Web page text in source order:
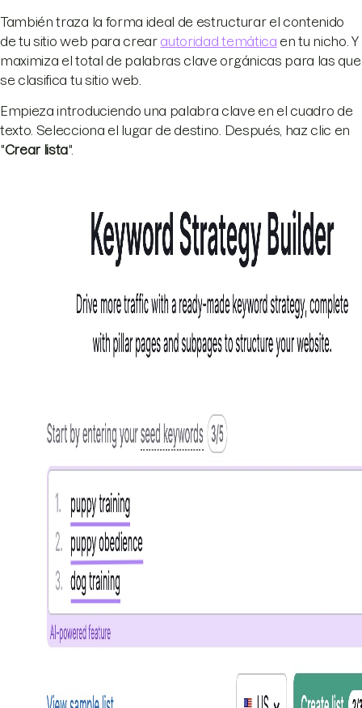
También traza la forma ideal de estructurar el contenido
de tu sitio web para crear autoridad temática en tu nicho. Y
maximiza el total de palabras clave orgánicas para las que
se clasifica tu sitio web.
Empieza introduciendo una palabra clave en el cuadro de
texto. Selecciona el lugar de destino. Después, haz clic en
"Crear lista".